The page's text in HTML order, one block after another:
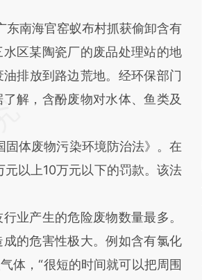
南海官窑蚁布村抓获偷卸含有
区某陶瓷厂的废品处理站的地
排放到路边荒地。经环保部门
解，含酚废物对水体、鱼类及
体废物污染环境防治法》。在
以上10万元以下的罚款。该法
产生的危险废物数量最多。
的危害性极大。例如含有氯化
体，“很短的时间就可以把周围